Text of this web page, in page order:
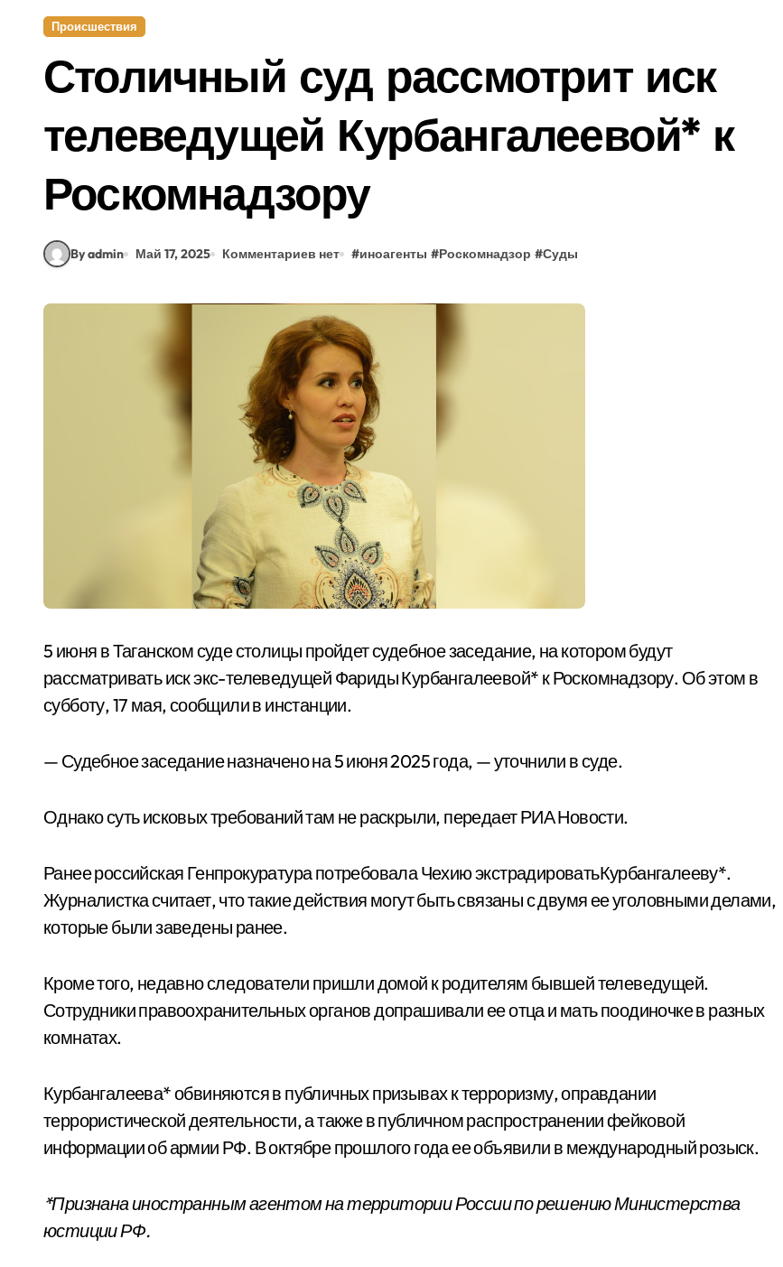
Происшествия
Столичный суд рассмотрит иск
телеведущей Курбангалеевой* к
Роскомнадзору
By admin Май 17, 2025 Комментариев нет #иноагенты #Роскомнадзор #Суды
5 июня в Таганском суде столицы пройдет судебное заседание, на котором будут
рассматривать иск экс-телеведущей Фариды Курбангалеевой* к Роскомнадзору. Об этом в
субботу, 17 мая, сообщили в инстанции.
— Судебное заседание назначено на 5 июня 2025 года, — уточнили в суде.
Однако суть исковых требований там не раскрыли, передает РИА Новости.
Ранее российская Генпрокуратура потребовала Чехию экстрадироватьКурбангалееву*.
Журналистка считает, что такие действия могут быть связаны с двумя ее уголовными делами,
которые были заведены ранее.
Кроме того, недавно следователи пришли домой к родителям бывшей телеведущей.
Сотрудники правоохранительных органов допрашивали ее отца и мать поодиночке в разных
комнатах.
Курбангалеева* обвиняются в публичных призывах к терроризму, оправдании
террористической деятельности, а также в публичном распространении фейковой
информации об армии РФ. В октябре прошлого года ее объявили в международный розыск.
*Признана иностранным агентом на территории России по решению Министерства
юстиции РФ.